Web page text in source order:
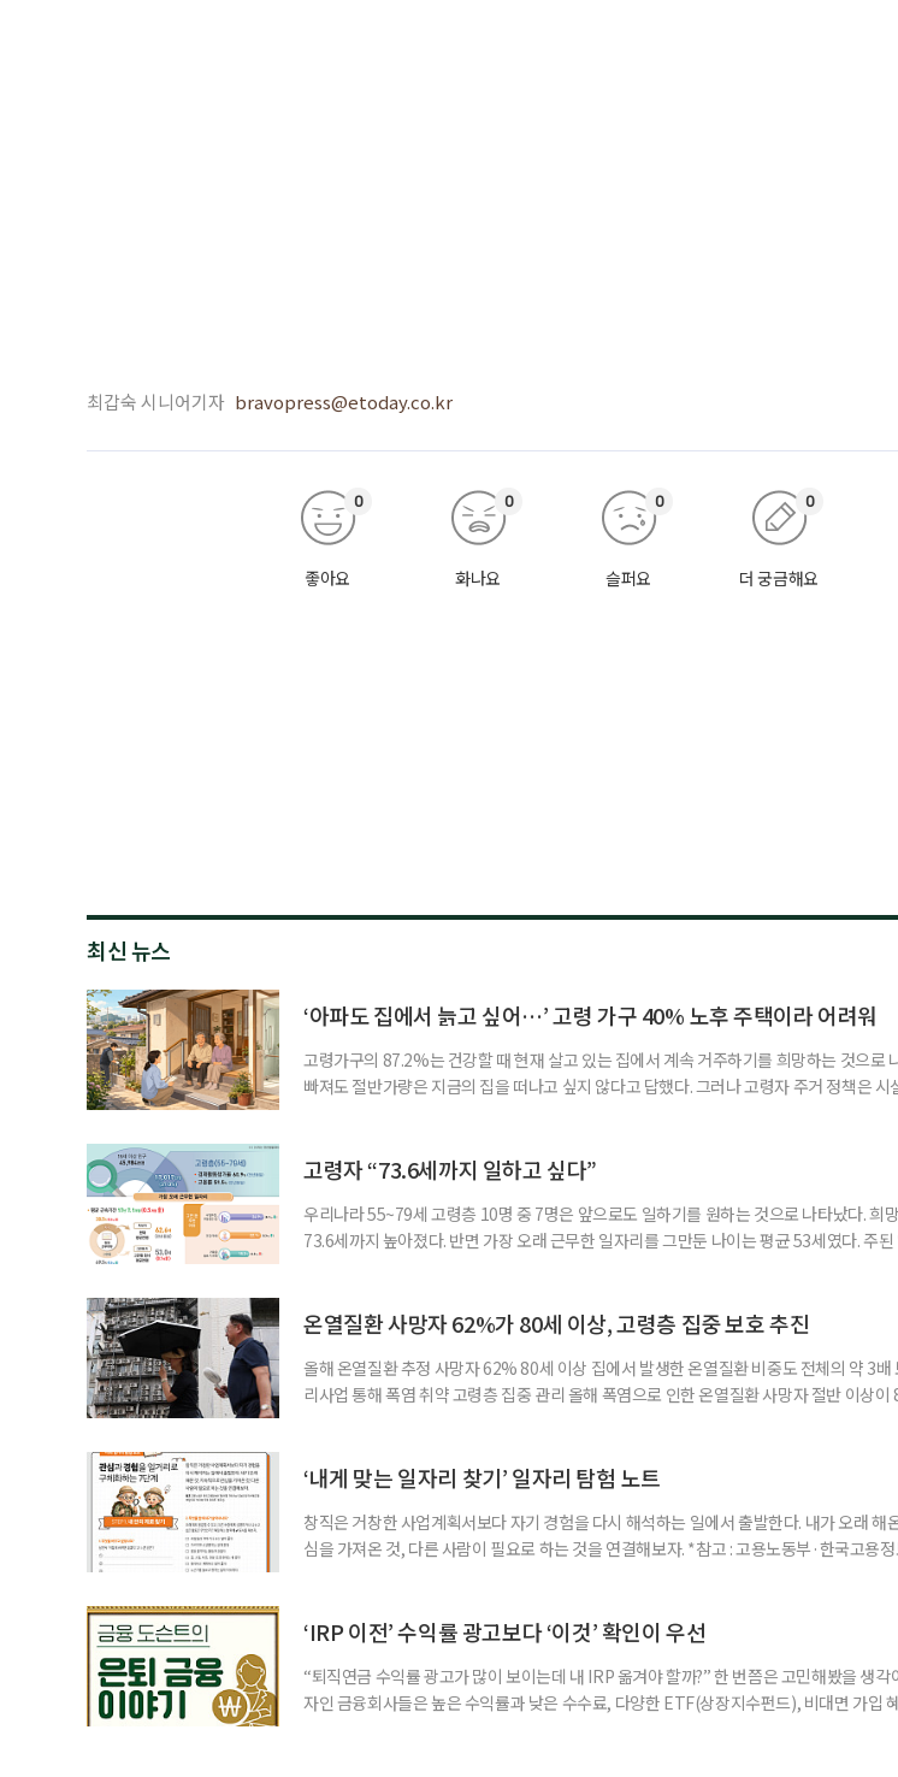
최갑숙 시니어기자 bravopress@etoday.co.kr
좋아요
0
화나요
0
슬퍼요
0
더 궁금해요
0
최신 뉴스
‘아파도 집에서 늙고 싶어…’ 고령 가구 40% 노후 주택이라 어려워
고령가구의 87.2%는 건강할 때 현재 살고 있는 집에서 계속 거주하기를 희망하는 것으로
빠져도 절반가량은 지금의 집을 떠나고 싶지 않다고 답했다. 그러나 고령자 주거 정책은 시
여름호에 실린 ‘통합돌봄 시행에 따른 고령자 주거-돌봄 협업 체계 구축 방안’ 보고서는 고
고령자 “73.6세까지 일하고 싶다”
우리나라 55~79세 고령층 10명 중 7명은 앞으로도 일하기를 원하는 것으로 나타났다. 희
73.6세까지 높아졌다. 반면 가장 오래 근무한 일자리를 그만둔 나이는 평균 53세였다. 주
7000명으로, 1년 전보다 57만 명 증가했다. 15세 이상 인구에서 차지하는 비중은
온열질환 사망자 62%가 80세 이상, 고령층 집중 보호 추진
올해 온열질환 추정 사망자 62% 80세 이상 집에서 발생한 온열질환 비중도 전체의 약 3배
리사업 통해 폭염 취약 고령층 집중 관리 올해 폭염으로 인한 온열질환 사망자 절반 이상
고령층은 825명(33.8%), 80세 이상은 300명(12.3%)으로 집계됐다. 연령별 환자 수
‘내게 맞는 일자리 찾기’ 일자리 탐험 노트
창직은 거창한 사업계획서보다 자기 경험을 다시 해석하는 일에서 출발한다. 내가 오래 해
심을 가져온 것, 다른 사람이 필요로 하는 것을 연결해보자. *참고 : 고용노동부·한국고용
2._______________ 3._______________ ▷ 그중 내가 직접 해볼 만
‘IRP 이전’ 수익률 광고보다 ‘이것’ 확인이 우선
“퇴직연금 수익률 광고가 많이 보이는데 내 IRP 옮겨야 할까?” 한 번쯤은 고민해봤을 생각
자인 금융회사들은 높은 수익률과 낮은 수수료, 다양한 ETF(상장지수펀드), 비대면 가입